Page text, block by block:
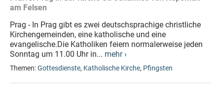
am Felsen
Prag - In Prag gibt es zwei deutschsprachige christliche
Kirchengemeinden, eine katholische und eine
evangelische.Die Katholiken feiern normalerweise jeden
Sonntag um 11.00 Uhr in... mehr ›
Themen:Gottesdienste, Katholische Kirche, Pfingsten